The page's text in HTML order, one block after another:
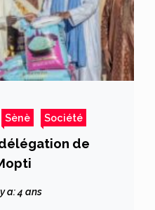
Sènè Société
de
a: 4 ans